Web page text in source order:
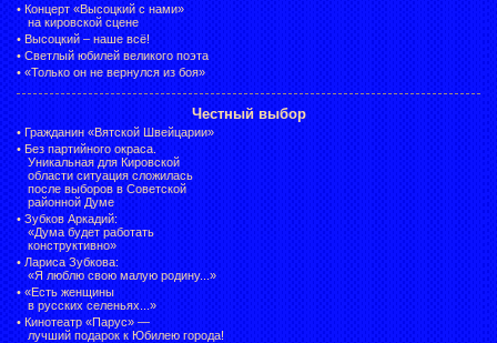
• Концерт «Высоцкий с нами»
на кировской сцене
• Высоцкий – наше всё!
• Светлый юбилей великого поэта
• «Только он не вернулся из боя»
Честный выбор
• Гражданин «Вятской Швейцарии»
• Без партийного окраса.
Уникальная для Кировской
области ситуация сложилась
после выборов в Советской
районной Думе
• Зубков Аркадий:
«Дума будет работать
конструктивно»
• Лариса Зубкова:
«Я люблю свою малую родину...»
• «Есть женщины
в русских селеньях...»
• Кинотеатр «Парус» —
лучший подарок к Юбилею города!